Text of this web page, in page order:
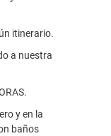
itinerario.
a nuestra
y en la
baños